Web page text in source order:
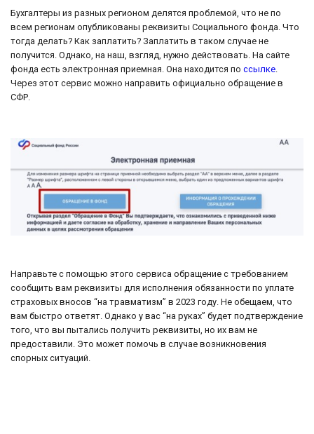
Бухгалтеры из разных регионом делятся проблемой, что не по
всем регионам опубликованы реквизиты Социального фонда. Что
тогда делать? Как заплатить? Заплатить в таком случае не
получится. Однако, на наш, взгляд, нужно действовать. На сайте
фонда есть электронная приемная. Она находится по ссылке.
Через этот сервис можно направить официально обращение в
СФР.
Направьте с помощью этого сервиса обращение с требованием
сообщить вам реквизиты для исполнения обязанности по уплате
страховых вносов “на травматизм” в 2023 году. Не обещаем, что
вам быстро ответят. Однако у вас “на руках” будет подтверждение
того, что вы пытались получить реквизиты, но их вам не
предоставили. Это может помочь в случае возникновения
спорных ситуаций.